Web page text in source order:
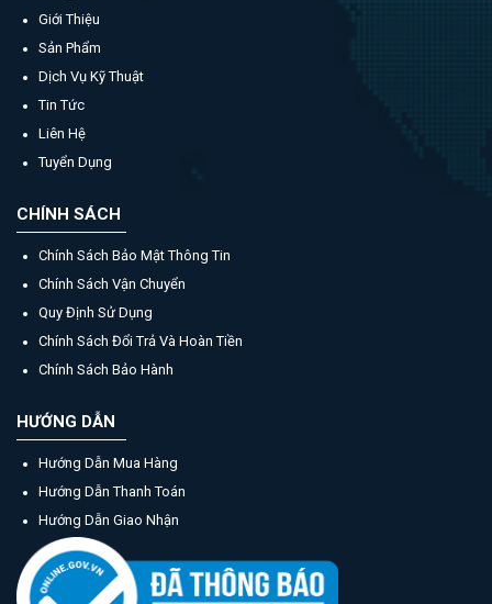
Giới Thiệu
Sản Phẩm
Dịch Vụ Kỹ Thuật
Tin Tức
Liên Hệ
Tuyển Dụng
CHÍNH SÁCH
Chính Sách Bảo Mật Thông Tin
Chính Sách Vận Chuyển
Quy Định Sử Dụng
Chính Sách Đổi Trả Và Hoàn Tiền
Chính Sách Bảo Hành
HƯỚNG DẪN
Hướng Dẫn Mua Hàng
Hướng Dẫn Thanh Toán
Hướng Dẫn Giao Nhận